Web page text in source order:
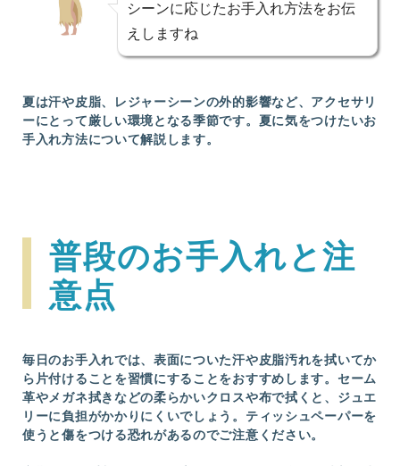
シーンに応じたお手入れ方法をお伝
えしますね
夏は汗や皮脂、レジャーシーンの外的影響など、アクセサリ
ーにとって厳しい環境となる季節です。夏に気をつけたいお
手入れ方法について解説します。
普段のお手入れと注
意点
毎日のお手入れでは、表面についた汗や皮脂汚れを拭いてか
ら片付けることを習慣にすることをおすすめします。セーム
革やメガネ拭きなどの柔らかいクロスや布で拭くと、ジュエ
リーに負担がかかりにくいでしょう。ティッシュペーパーを
使うと傷をつける恐れがあるのでご注意ください。